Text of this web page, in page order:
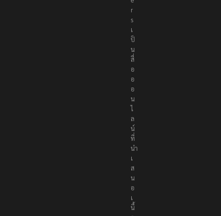
r
s
เ
ป็
น
สื่
อ
อ
อ
น
ไ
ล
น์
ที่
นำ
เ
ส
น
อ
เ
นื้